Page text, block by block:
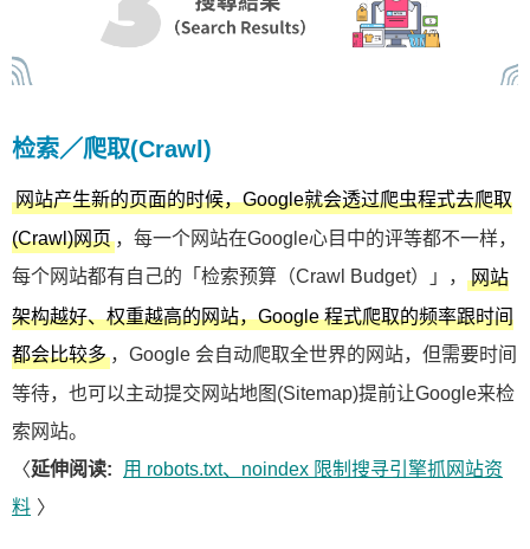
检索／爬取(Crawl)
网站产生新的页面的时候，Google就会透过爬虫程式去爬取
(Crawl)网页 ，每一个网站在Google心目中的评等都不一样，
每个网站都有自己的「检索预算（Crawl Budget）」，
网站
架构越好、权重越高的网站，Google 程式爬取的频率跟时间
都会比较多 ，Google 会自动爬取全世界的网站，但需要时间
等待，也可以主动提交网站地图(Sitemap)提前让Google来检
索网站。
〈延伸阅读:
用 robots.txt、noindex 限制搜寻引擎抓网站资
料 〉